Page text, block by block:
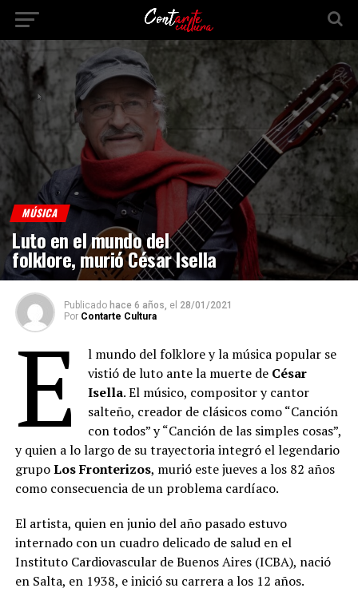
MÚSICA
Luto en el mundo del
folklore, murió César Isella
Publicado hace 6 años, el 28/01/2021
Por Contarte Cultura
E
l mundo del folklore y la música popular se
vistió de luto ante la muerte de César
Isella. El músico, compositor y cantor
salteño, creador de clásicos como “Canción
con todos” y “Canción de las simples cosas”,
y quien a lo largo de su trayectoria integró el legendario
grupoLos Fronterizos, murió este jueves a los 82 años
como consecuencia de un problema cardíaco.
El artista, quien en junio del año pasado estuvo
internado con un cuadro delicado de salud en el
Instituto Cardiovascular de Buenos Aires (ICBA), nació
en Salta, en 1938, e inició su carrera a los 12 años.